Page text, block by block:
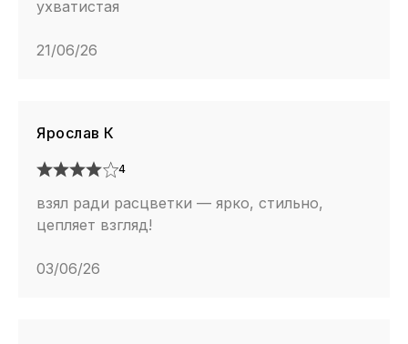
ухватистая
21/06/26
Ярослав К
4
взял ради расцветки — ярко, стильно,
цепляет взгляд!
03/06/26